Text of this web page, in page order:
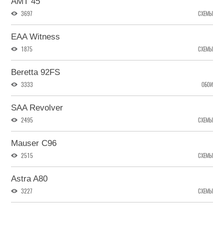
3697 СХЕМЫ
EAA Witness
1875 СХЕМЫ
Beretta 92FS
3333 ОБОИ
SAA Revolver
2495 СХЕМЫ
Mauser C96
2515 СХЕМЫ
Astra A80
3227 СХЕМЫ